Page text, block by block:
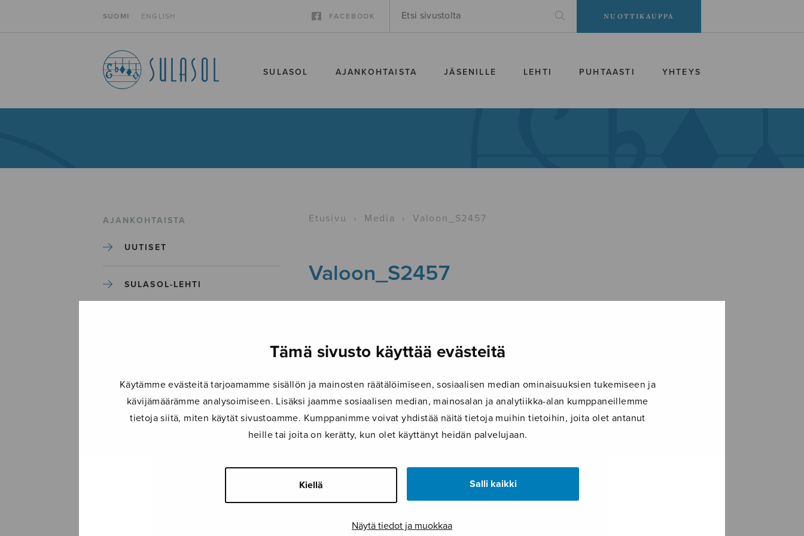
Tämä sivusto käyttää evästeitä
Käytämme evästeitä tarjoamamme sisällön ja mainosten räätälöimiseen, sosiaalisen median ominaisuuksien tukemiseen ja
kävijämäärämme analysoimiseen. Lisäksi jaamme sosiaalisen median, mainosalan ja analytiikka-alan kumppaneillemme
tietoja siitä, miten käytät sivustoamme. Kumppanimme voivat yhdistää näitä tietoja muihin tietoihin, joita olet antanut
heille tai joita on kerätty, kun olet käyttänyt heidän palvelujaan.
Kiellä Salli kaikki
Näytä tiedot ja muokkaa
SUOMI ENGLISH FACEBOOK NUOTTIKAUPPA
SULASOL AJANKOHTAISTA JÄSENILLE LEHTI PUHTAASTI YHTEYS
AJANKOHTAISTA
UUTISET
SULASOL-LEHTI
TAPAHTUMAT
Etusivu › Media › Valoon_S2457
Valoon_S2457